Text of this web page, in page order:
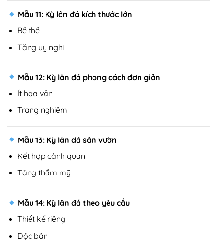
Mẫu 11: Kỳ lân đá kích thước lớn
Bề thế
Tăng uy nghi
Mẫu 12: Kỳ lân đá phong cách đơn giản
Ít hoa văn
Trang nghiêm
Mẫu 13: Kỳ lân đá sân vườn
Kết hợp cảnh quan
Tăng thẩm mỹ
Mẫu 14: Kỳ lân đá theo yêu cầu
Thiết kế riêng
Độc bản